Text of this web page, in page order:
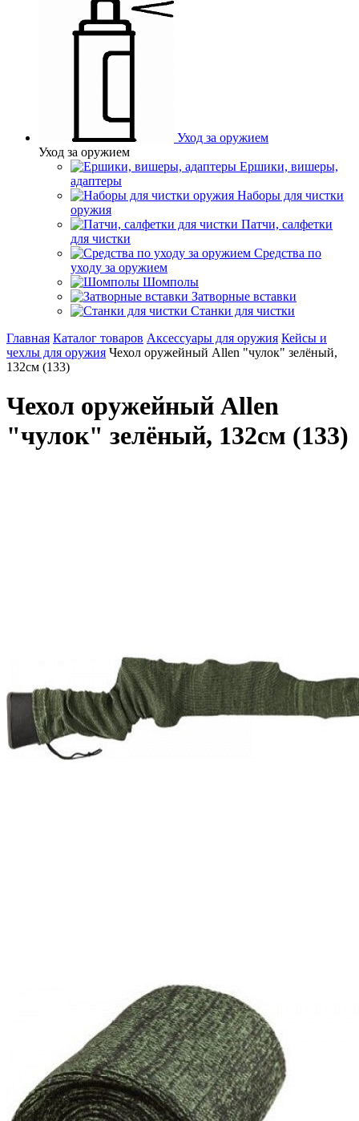
Уход за оружием
Уход за оружием
Ершики, вишеры,
адаптеры
Наборы для чистки
оружия
Патчи, салфетки
для чистки
Средства по
уходу за оружием
Шомполы
Затворные вставки
Станки для чистки
Главная Каталог товаров Аксессуары для оружия Кейсы и
чехлы для оружия Чехол оружейный Allen "чулок" зелёный,
132см (133)
Чехол оружейный Allen
"чулок" зелёный, 132см (133)